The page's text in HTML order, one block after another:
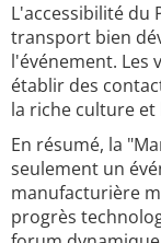
L'accessibilité du
transport bien
l'événement. Les
établir des
la riche culture et
En résumé, la
seulement un
manufacturière
progrès